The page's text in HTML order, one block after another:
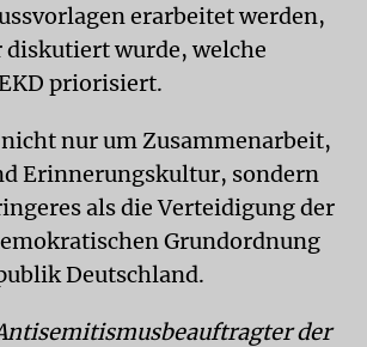
erarbeitet werden,
diskutiert wurde, welche
priorisiert.
nicht nur um Zusammenarbeit,
Erinnerungskultur, sondern
als die Verteidigung der
Grundordnung
Deutschland.
der